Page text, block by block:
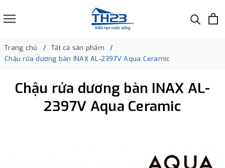
Trang chủ
Tất cả sản phẩm
Chậu rửa dương bàn INAX AL-2397V Aqua Ceramic
Chậu rửa dương bàn INAX AL-
2397V Aqua Ceramic